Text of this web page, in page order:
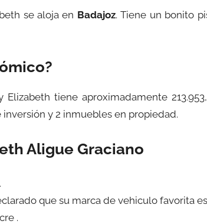
se aloja en Badajoz. Tiene un bonito
Elizabeth tiene aproximadamente
y 2 inmuebles en propiedad.
Aligue Graciano
que su marca de vehiculo favorita
.